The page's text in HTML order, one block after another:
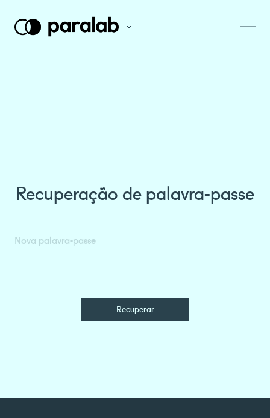
Recuperação de palavra-passe
Recuperar